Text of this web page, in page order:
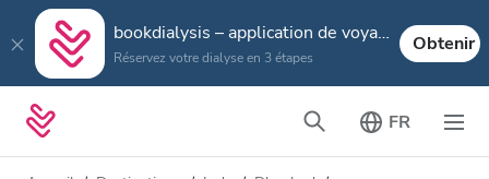
bookdialysis – application de voyage
Réservez votre dialyse en 3 étapes
Obtenir
FR